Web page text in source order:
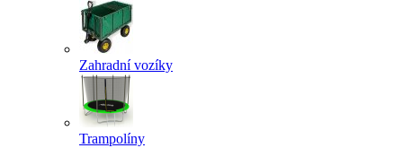
Zahradní vozíky
Trampolíny